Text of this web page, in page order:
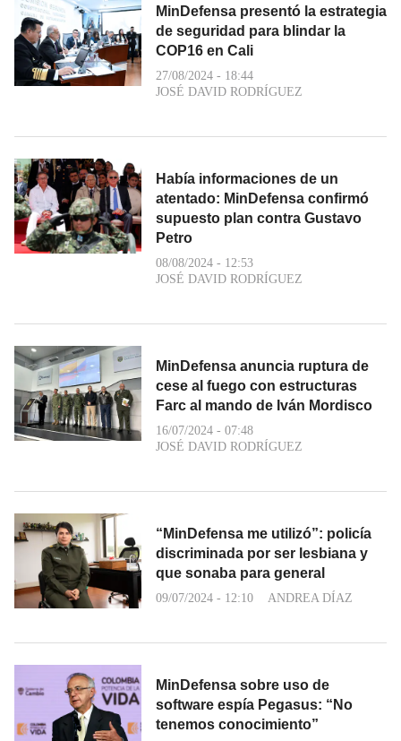
MinDefensa presentó la estrategia
de seguridad para blindar la
COP16 en Cali
27/08/2024 - 18:44
JOSÉ DAVID RODRÍGUEZ
Había informaciones de un
atentado: MinDefensa confirmó
supuesto plan contra Gustavo
Petro
08/08/2024 - 12:53
JOSÉ DAVID RODRÍGUEZ
MinDefensa anuncia ruptura de
cese al fuego con estructuras
Farc al mando de Iván Mordisco
16/07/2024 - 07:48
JOSÉ DAVID RODRÍGUEZ
“MinDefensa me utilizó”: policía
discriminada por ser lesbiana y
que sonaba para general
09/07/2024 - 12:10 ANDREA DÍAZ
MinDefensa sobre uso de
software espía Pegasus: “No
tenemos conocimiento”